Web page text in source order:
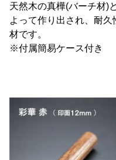
天然木の真樺(バーチ材)
よって作り出され、耐
材です。
※付属簡易ケース付き